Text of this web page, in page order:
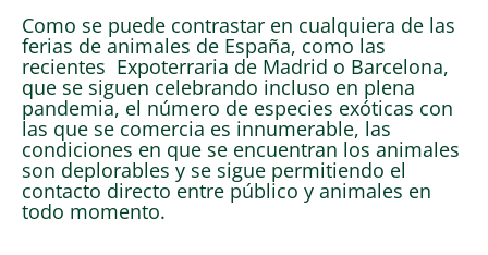
Como se puede contrastar en cualquiera de las
ferias de animales de España, como las
recientes Expoterraria de Madrid o Barcelona,
que se siguen celebrando incluso en plena
pandemia, el número de especies exóticas con
las que se comercia es innumerable, las
condiciones en que se encuentran los animales
son deplorables y se sigue permitiendo el
contacto directo entre público y animales en
todo momento.